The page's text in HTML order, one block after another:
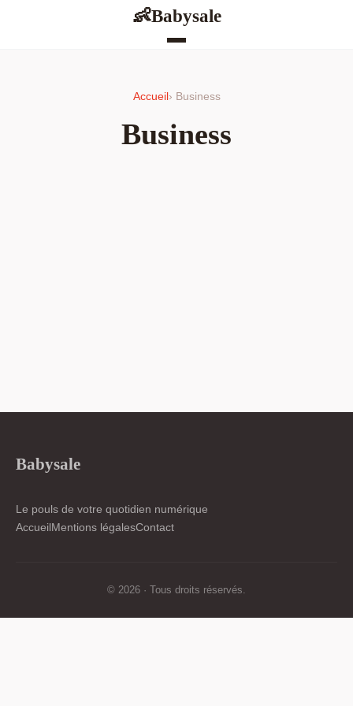
👶Babysale
Accueil › Business
Business
Babysale
Le pouls de votre quotidien numérique
AccueilMentions légalesContact
© 2026 · Tous droits réservés.